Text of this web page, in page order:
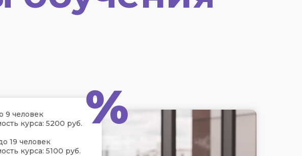
9 человек
курса: 5200 руб.
19 человек
курса: 5100 руб.
%